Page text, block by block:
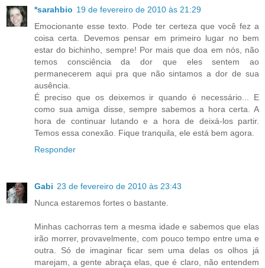
*sarahbio 19 de fevereiro de 2010 às 21:29
Emocionante esse texto. Pode ter certeza que você fez a
coisa certa. Devemos pensar em primeiro lugar no bem
estar do bichinho, sempre! Por mais que doa em nós, não
temos consciência da dor que eles sentem ao
permanecerem aqui pra que não sintamos a dor de sua
ausência.
É preciso que os deixemos ir quando é necessário... E
como sua amiga disse, sempre sabemos a hora certa. A
hora de continuar lutando e a hora de deixá-los partir.
Temos essa conexão. Fique tranquila, ele está bem agora.
Responder
Gabi 23 de fevereiro de 2010 às 23:43
Nunca estaremos fortes o bastante.
Minhas cachorras tem a mesma idade e sabemos que elas
irão morrer, provavelmente, com pouco tempo entre uma e
outra. Só de imaginar ficar sem uma delas os olhos já
marejam, a gente abraça elas, que é claro, não entendem